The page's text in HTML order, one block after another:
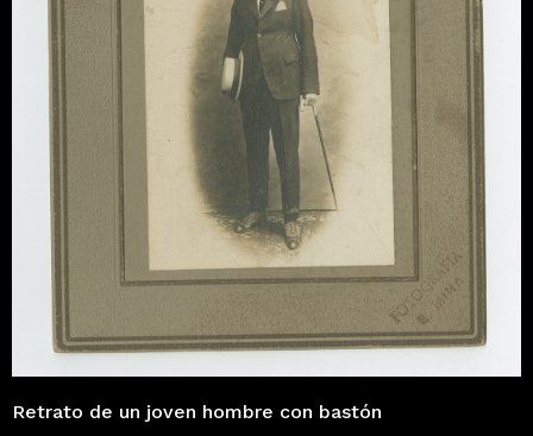
Retrato de un joven hombre con bastón